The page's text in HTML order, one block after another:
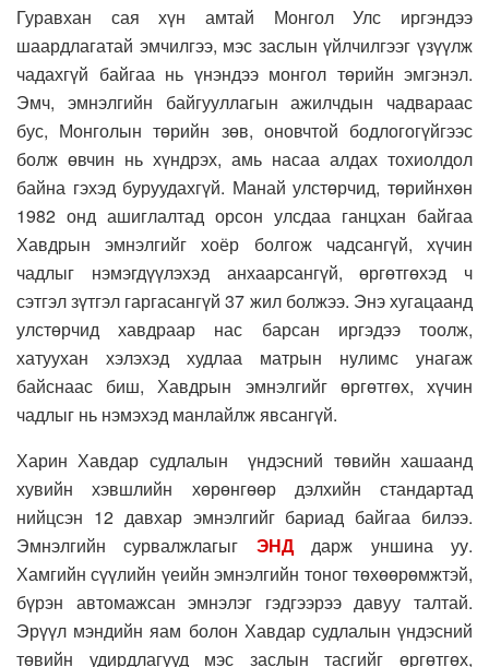
Гуравхан сая хүн амтай Монгол Улс иргэндээ
шаардлагатай эмчилгээ, мэс заслын үйлчилгээг үзүүлж
чадахгүй байгаа нь үнэндээ монгол төрийн эмгэнэл.
Эмч, эмнэлгийн байгууллагын ажилчдын чадвараас
бус, Монголын төрийн зөв, оновчтой бодлогогүйгээс
болж өвчин нь хүндрэх, амь насаа алдах тохиолдол
байна гэхэд буруудахгүй. Манай улстөрчид, төрийнхөн
1982 онд ашиглалтад орсон улсдаа ганцхан байгаа
Хавдрын эмнэлгийг хоёр болгож чадсангүй, хүчин
чадлыг нэмэгдүүлэхэд анхаарсангүй, өргөтгөхэд ч
сэтгэл зүтгэл гаргасангүй 37 жил болжээ. Энэ хугацаанд
улстөрчид хавдраар нас барсан иргэдээ тоолж,
хатуухан хэлэхэд худлаа матрын нулимс унагаж
байснаас биш, Хавдрын эмнэлгийг өргөтгөх, хүчин
чадлыг нь нэмэхэд манлайлж явсангүй.
Харин Хавдар судлалын үндэсний төвийн хашаанд
хувийн хэвшлийн хөрөнгөөр дэлхийн стандартад
нийцсэн 12 давхар эмнэлгийг бариад байгаа билээ.
Эмнэлгийн сурвалжлагыг ЭНД
дарж уншина уу.
Хамгийн сүүлийн үеийн эмнэлгийн тоног төхөөрөмжтэй,
бүрэн автомажсан эмнэлэг гэдгээрээ давуу талтай.
Эрүүл мэндийн яам болон Хавдар судлалын үндэсний
төвийн удирдлагууд мэс заслын тасгийг өргөтгөх,